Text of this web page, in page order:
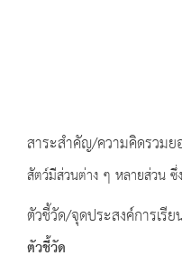
สาระสำคัญ/ความคิดรวมย
สัตว์มีส่วนต่าง ๆ หลายส่วน
ตัวชี้วัด/จุดประสงค์การเรี
ตัวชี้วัด